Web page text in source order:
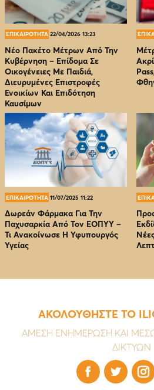
ΕΠΙΚΑΙΡΟΤΗΤΑ 22/04/2026 13:23
Νέο Πακέτο Μέτρων Από Την
Κυβέρνηση – Επίδομα Σε
Οικογένειες Με Παιδιά,
Διευρυμένες Επιστροφές
Ενοικίων Και Επιδότηση
Καυσίμων
ΕΠΙΚΑΙΡΟΤΗΤΑ 11/07/2025 11:22
Δωρεάν Φάρμακα Για Την
Παχυσαρκία Από Τον EOΠΥΥ –
Τι Ανακοίνωσε Η Υφυπουργός
Υγείας
ΑΚΟΛΟΥΘΗΣΤΕ ΤΟ
ΑΜΕΣΗ ΕΝΗΜΕΡΩΣΗ ΚΑΙ
ΔΙΚΤΥΩΝ
  